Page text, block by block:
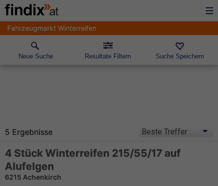
Fahrzeugmarkt Winterreifen
Neue Suche Resultate Filtern Suche Speichern
5 Ergebnisse
4 Stück Winterreifen 215/55/17 auf
Alufelgen
6215 Achenkirch